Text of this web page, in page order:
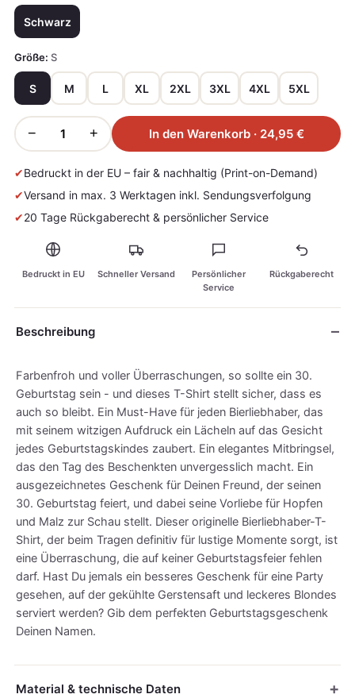
Schwarz
Größe: S
S M L XL 2XL 3XL 4XL 5XL
− + In den Warenkorb · 24,95 €
✔Bedruckt in der EU – fair & nachhaltig (Print-on-Demand)
✔Versand in max. 3 Werktagen inkl. Sendungsverfolgung
✔20 Tage Rückgaberecht & persönlicher Service
Bedruckt in EU Schneller Versand
Persönlicher
Service
Rückgaberecht
Beschreibung
Farbenfroh und voller Überraschungen, so sollte ein 30.
Geburtstag sein - und dieses T-Shirt stellt sicher, dass es
auch so bleibt. Ein Must-Have für jeden Bierliebhaber, das
mit seinem witzigen Aufdruck ein Lächeln auf das Gesicht
jedes Geburtstagskindes zaubert. Ein elegantes Mitbringsel,
das den Tag des Beschenkten unvergesslich macht. Ein
ausgezeichnetes Geschenk für Deinen Freund, der seinen
30. Geburtstag feiert, und dabei seine Vorliebe für Hopfen
und Malz zur Schau stellt. Dieser originelle Bierliebhaber-T-
Shirt, der beim Tragen definitiv für lustige Momente sorgt, ist
eine Überraschung, die auf keiner Geburtstagsfeier fehlen
darf. Hast Du jemals ein besseres Geschenk für eine Party
gesehen, auf der gekühlte Gerstensaft und leckeres Blondes
serviert werden? Gib dem perfekten Geburtstagsgeschenk
Deinen Namen.
Material & technische Daten